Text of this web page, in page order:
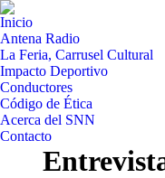
Inicio
Antena Radio
La Feria, Carrusel Cultural
Impacto Deportivo
Conductores
Código de Ética
Acerca del SNN
Contacto